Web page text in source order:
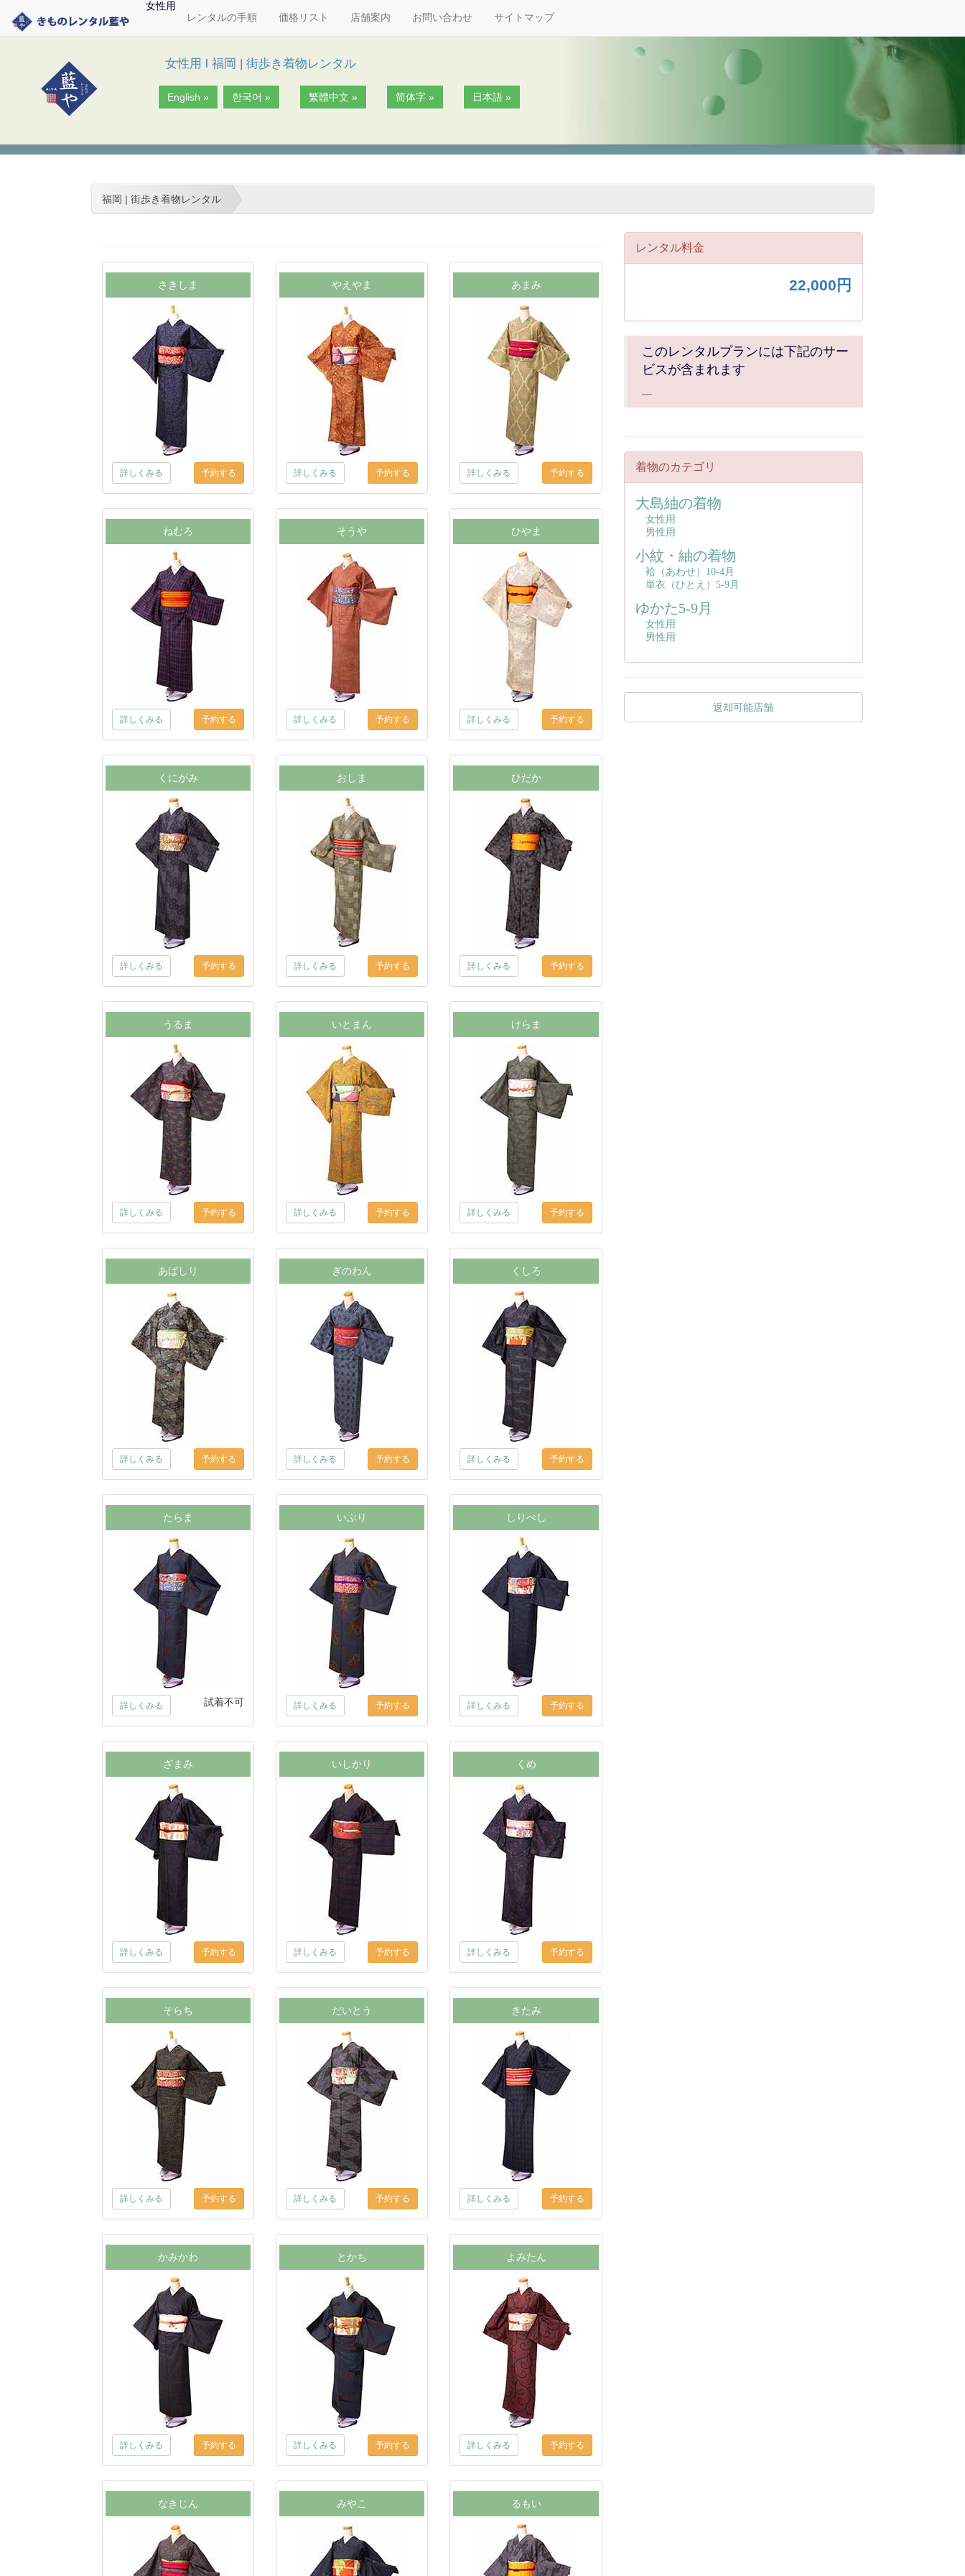
女性用
レンタルの手順
価格リスト 店舗案内 お問い合わせ サイトマップ
女性用 l 福岡 | 街歩き着物レンタル
English » 한국어 » 繁體中文 » 简体字 » 日本語 »
福岡 | 街歩き着物レンタル
さきしま
詳しくみる
やえやま
詳しくみる
あまみ
詳しくみる
ねむろ
詳しくみる
そうや
詳しくみる
ひやま
詳しくみる
くにがみ
詳しくみる
おしま
詳しくみる
ひだか
詳しくみる
うるま
詳しくみる
いとまん
詳しくみる
けらま
詳しくみる
あばしり
詳しくみる
ぎのわん
詳しくみる
くしろ
詳しくみる
たらま
詳しくみる 試着不可
いぶり
詳しくみる
しりべし
詳しくみる
ざまみ
詳しくみる
いしかり
詳しくみる
くめ
詳しくみる
そらち
詳しくみる
だいとう
詳しくみる
きたみ
詳しくみる
かみかわ
詳しくみる
とかち
詳しくみる
よみたん
詳しくみる
なきじん みやこ るもい
レンタル料金
22,000円
このレンタルプランには下記のサー
ビスが含まれます
着物のカテゴリ
大島紬の着物
女性用
男性用
小紋・紬の着物
袷（あわせ）10-4月
単衣（ひとえ）5‐9月
ゆかた5-9月
女性用
男性用
返却可能店舗